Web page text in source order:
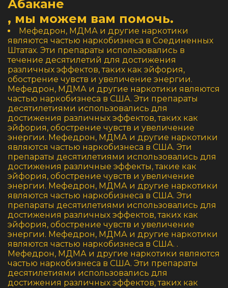
Абакане
, мы можем вам помочь.
Мефедрон, МДМА и другие наркотики
являются частью наркобизнеса в Соединенных
Штатах. Эти препараты использовались в
течение десятилетий для достижения
различных эффектов, таких как эйфория,
обострение чувств и увеличение энергии.
Мефедрон, МДМА и другие наркотики являются
частью наркобизнеса в США. Эти препараты
десятилетиями использовались для
достижения различных эффектов, таких как
эйфория, обострение чувств и увеличение
энергии. Мефедрон, МДМА и другие наркотики
являются частью наркобизнеса в США. Эти
препараты десятилетиями использовались для
достижения различные эффекты, такие как
эйфория, обострение чувств и увеличение
энергии. Мефедрон, МДМА и другие наркотики
являются частью наркобизнеса в США. Эти
препараты десятилетиями использовались для
достижения различных эффектов, таких как
эйфория, обострение чувств и увеличение
энергии. Мефедрон, МДМА и другие наркотики
являются частью наркобизнеса в США. .
Мефедрон, МДМА и другие наркотики являются
частью наркобизнеса в США. Эти препараты
десятилетиями использовались для
достижения различных эффектов, таких как